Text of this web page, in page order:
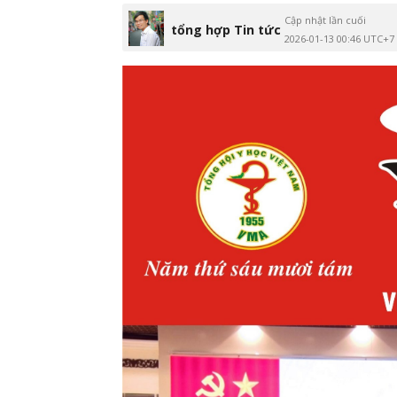
tổng hợp Tin tức
Cập nhật lần cuối
2026-01-13 00:46 UTC+7